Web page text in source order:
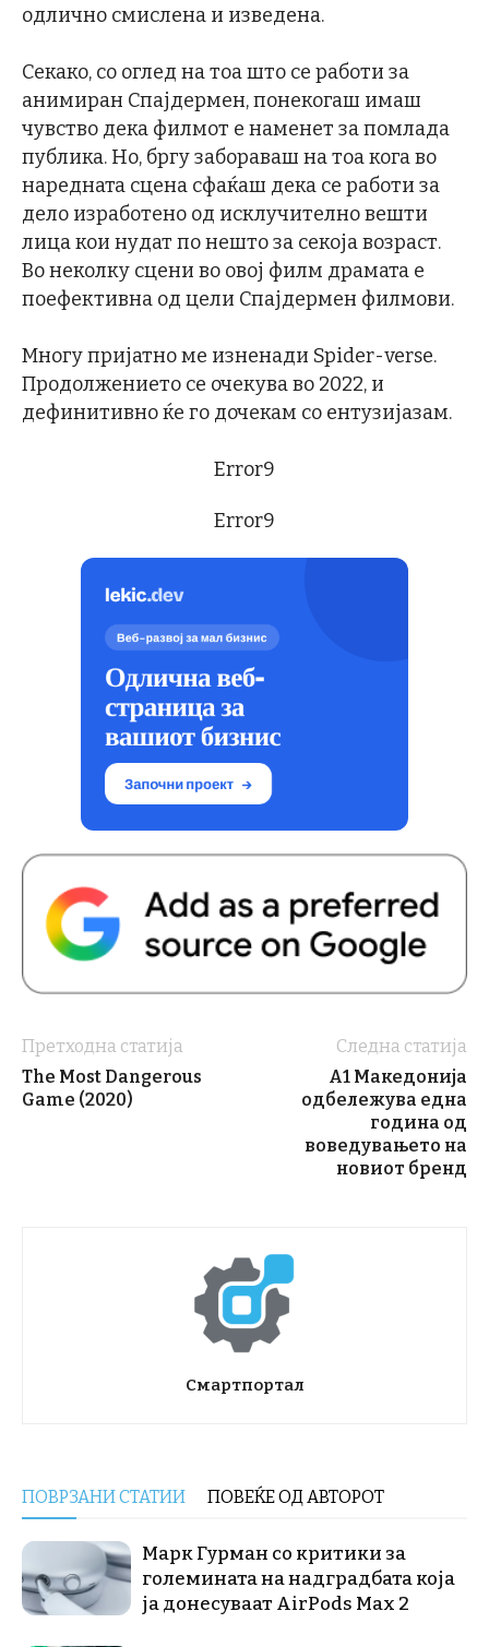
одлично смислена и изведена.
Секако, со оглед на тоа што се работи за
анимиран Спајдермен, понекогаш имаш
чувство дека филмот е наменет за помлада
публика. Но, бргу забораваш на тоа кога во
наредната сцена сфаќаш дека се работи за
дело изработено од исклучително вешти
лица кои нудат по нешто за секоја возраст.
Во неколку сцени во овој филм драмата е
поефективна од цели Спајдермен филмови.
Многу пријатно ме изненади Spider-verse.
Продолжението се очекува во 2022, и
дефинитивно ќе го дочекам со ентузијазам.
Error9
Error9
Претходна статија
The Most Dangerous
Game (2020)
Следна статија
А1 Македонија
одбележува една
година од
воведувањето на
новиот бренд
Смартпортал
ПОВРЗАНИ СТАТИИ ПОВЕЌЕ ОД АВТОРОТ
Марк Гурман со критики за
големината на надградбата која
ја донесуваат AirPods Max 2